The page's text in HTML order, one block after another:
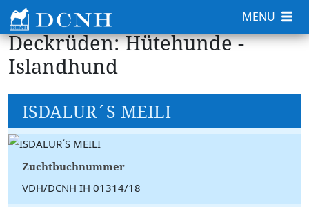
Deckrüden: Hütehunde -
Islandhund
ISDALUR´S MEILI
Zuchtbuchnummer
VDH/DCNH IH 01314/18
MENU